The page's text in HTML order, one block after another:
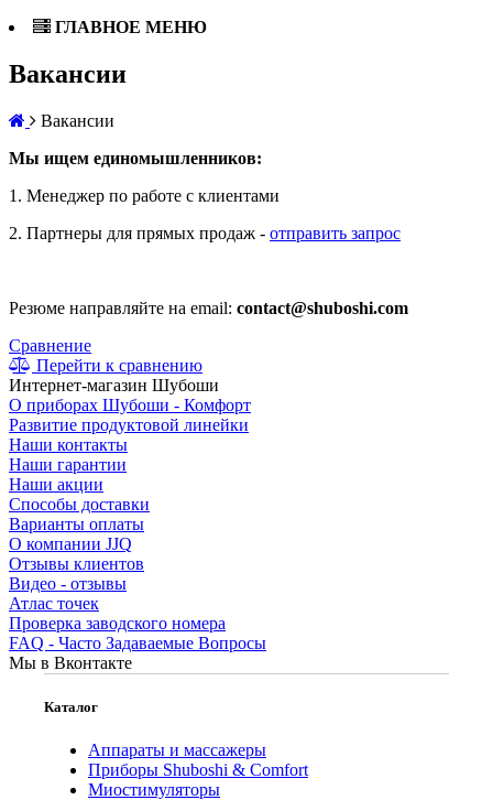
ГЛАВНОЕ МЕНЮ
Вакансии
Вакансии
Мы ищем единомышленников:
1. Менеджер по работе с клиентами
2. Партнеры для прямых продаж - отправить запрос
Резюме направляйте на email: contact@shuboshi.com
Сравнение
Перейти к сравнению
Интернет-магазин Шубоши
О приборах Шубоши - Комфорт
Развитие продуктовой линейки
Наши контакты
Наши гарантии
Наши акции
Способы доставки
Варианты оплаты
О компании JJQ
Отзывы клиентов
Видео - отзывы
Атлас точек
Проверка заводского номера
FAQ - Часто Задаваемые Вопросы
Мы в Вконтакте
Каталог
Аппараты и массажеры
Приборы Shuboshi & Comfort
Миостимуляторы